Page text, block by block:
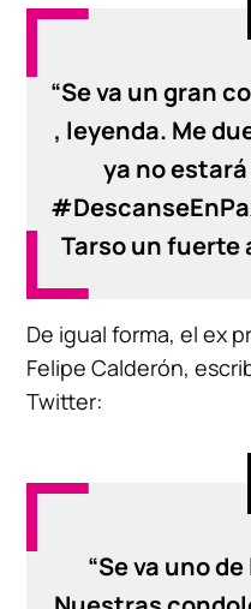
“Se va un gran
, leyenda. Me
ya no
Tarso un fuerte
De igual forma, el ex
Felipe Calderón,
Twitter:
“Se va uno